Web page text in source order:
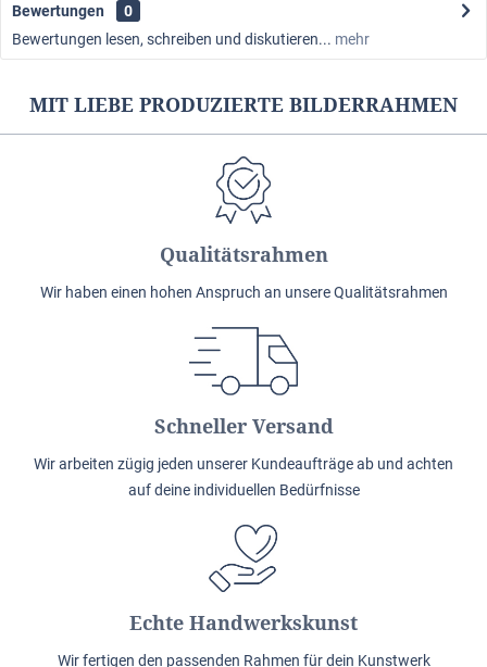
Bewertungen
0
Bewertungen lesen, schreiben und diskutieren... mehr
MIT LIEBE PRODUZIERTE BILDERRAHMEN
Qualitätsrahmen
Wir haben einen hohen Anspruch an unsere Qualitätsrahmen
Schneller Versand
Wir arbeiten zügig jeden unserer Kundeaufträge ab und achten
auf deine individuellen Bedürfnisse
Echte Handwerkskunst
Wir fertigen den passenden Rahmen für dein Kunstwerk